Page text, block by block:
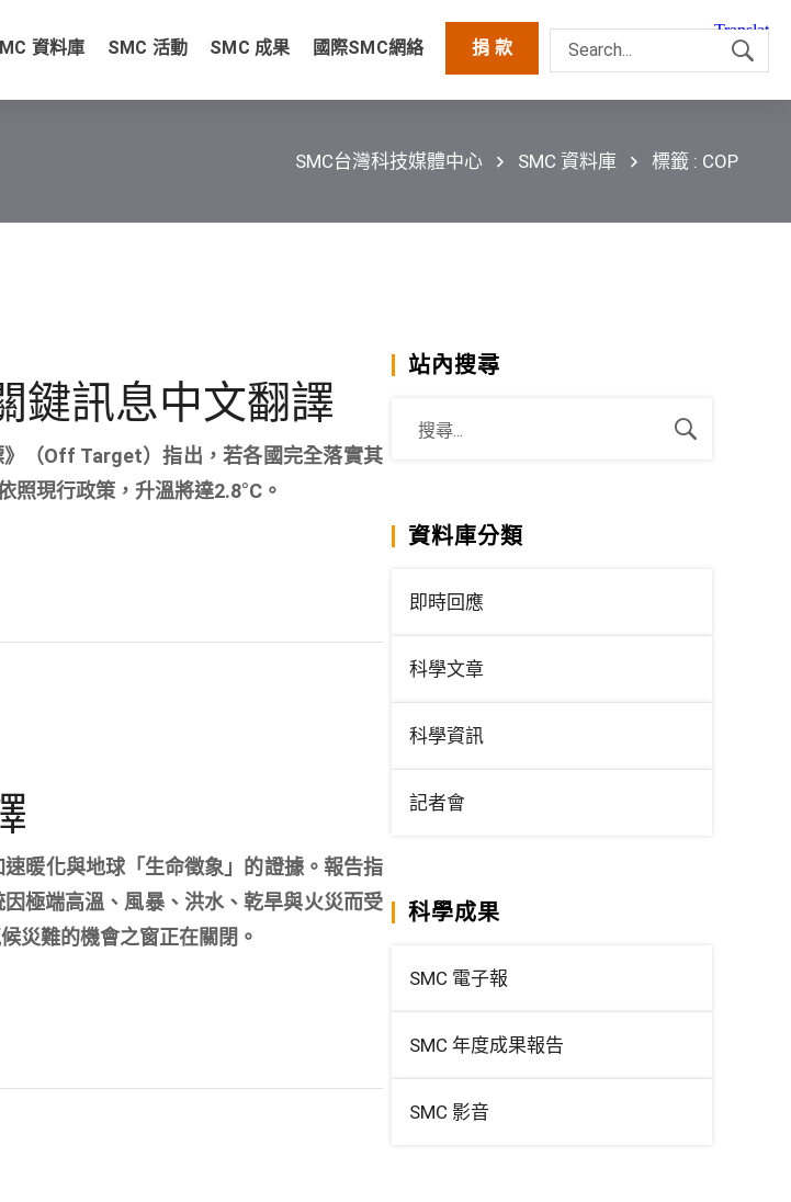
資料庫 SMC 活動 SMC 成果 國際SMC網絡 捐 款
SMC台灣科技媒體中心 SMC 資料庫 標籤 : COP
鍵訊息中文翻譯
（Off Target）指出，若各國完全落實其
照現行政策，升溫將達2.8°C。
暖化與地球「生命徵象」的證據。報告指
極端高溫、風暴、洪水、乾旱與火災而受
災難的機會之窗正在關閉。
站內搜尋
資料庫分類
即時回應
科學文章
科學資訊
記者會
科學成果
SMC 電子報
SMC 年度成果報告
SMC 影音